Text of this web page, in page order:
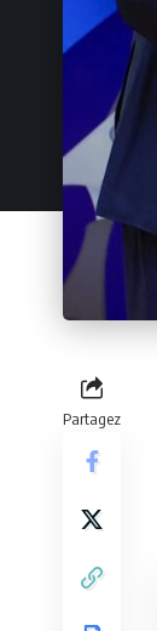
Partagez